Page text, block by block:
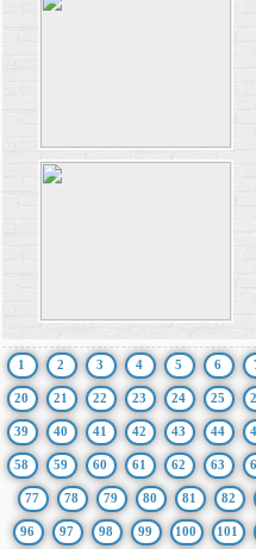
1 2 3 4 5 6
20 21 22 23 24 25
39 40 41 42 43 44
58 59 60 61 62 63
77 78 79 80 81 82
96 97 98 99 100 101